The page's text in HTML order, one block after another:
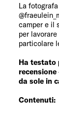
La
camper e il
per
particolare
Ha testato
da sole in
Contenuti: